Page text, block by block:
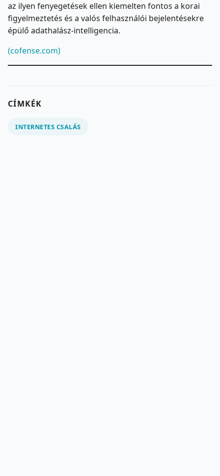
az ilyen fenyegetések ellen kiemelten fontos a korai
figyelmeztetés és a valós felhasználói bejelentésekre
épülő adathalász-intelligencia.
(cofense.com)
CÍMKÉK
INTERNETES CSALÁS